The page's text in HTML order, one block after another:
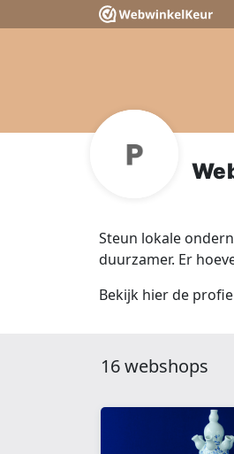
Steun lokale
duurzamer. Er
Bekijk hier de
16 webshops